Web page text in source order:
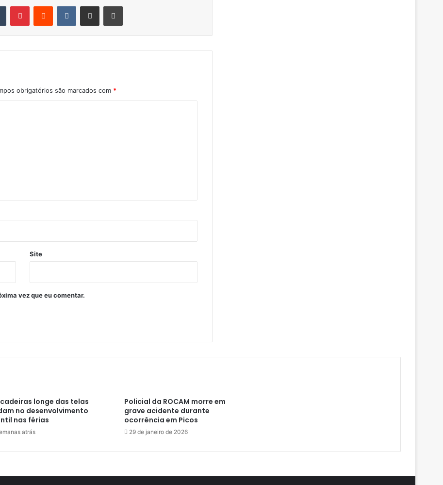
Tumblr PinterestReddit VK Compartilhar via e-mail Imprimir
obrigatórios são marcados com *
Site
vez que eu comentar.
longe das telas
no desenvolvimento
nas férias
atrás
Policial da ROCAM morre em
grave acidente durante
ocorrência em Picos
29 de janeiro de 2026